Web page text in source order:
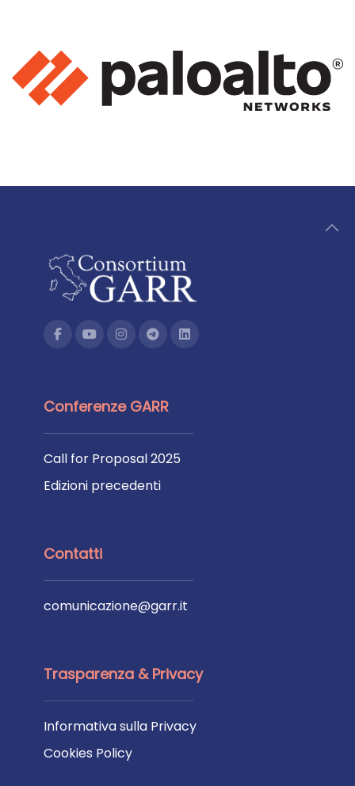
Conferenze GARR
Call for Proposal 2025
Edizioni precedenti
Contatti
comunicazione@garr.it
Trasparenza & Privacy
Informativa sulla Privacy
Cookies Policy